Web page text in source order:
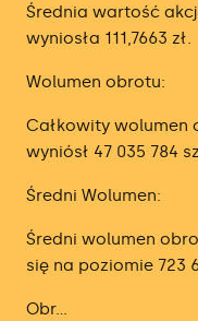
Średnia wartość
wyniosła 111,7663 zł.
Wolumen obrotu:
Całkowity wolumen
wyniósł 47 035 784
Średni Wolumen:
Średni wolumen
się na poziomie 723
Obr...